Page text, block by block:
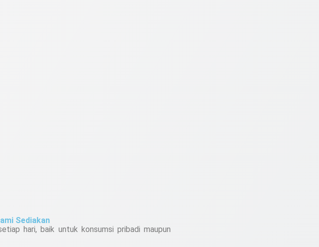
Sediakan
hari, baik untuk konsumsi pribadi maupun